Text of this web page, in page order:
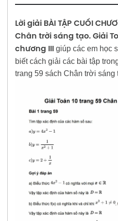
Lời giải BÀI TẬP CUỐI
tập 1 Chân trời sáng tạo
Chân trời sáng tạo
Lời giải Bài 4: CÁC SỐ
ĐỘ PHÂN TÁN CỦA MẪU
1 Chân trời sáng tạo
tập 1 Chân trời sáng tạo
tập 1 Chân trời sáng tạo
Lời giải BÀI TẬP CUỐI
Chân trời sáng tạo. Giải
chương III giúp các em học
biết cách giải các bài tập
trang 59 sách Chân trời sáng